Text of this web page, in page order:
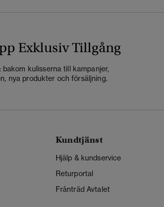
Exklusiv Tillgång
bakom kulisserna till kampanjer,
nya produkter och försäljning.
Kundtjänst
Hjälp & kundservice
Returportal
Frånträd Avtalet